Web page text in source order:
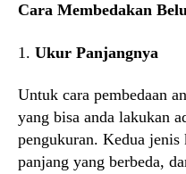
Cara Membedakan
1. Ukur Panjangnya
Untuk cara pembedaan
yang bisa anda lakukan
pengukuran. Kedua
panjang yang berbeda,